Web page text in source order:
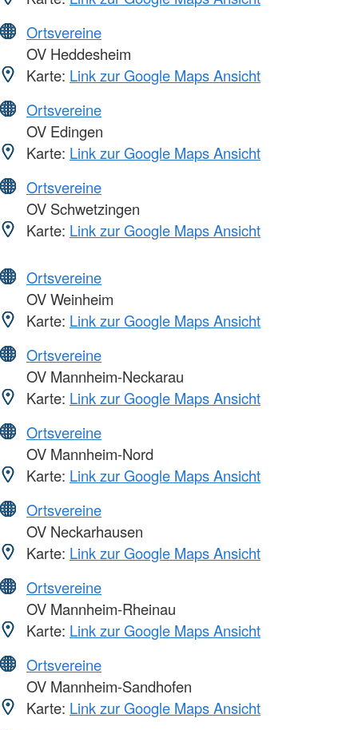
Ortsvereine
OV Heddesheim
Karte: Link zur Google Maps Ansicht
Ortsvereine
OV Edingen
Karte: Link zur Google Maps Ansicht
Ortsvereine
OV Schwetzingen
Karte: Link zur Google Maps Ansicht
Ortsvereine
OV Weinheim
Karte: Link zur Google Maps Ansicht
Ortsvereine
OV Mannheim-Neckarau
Karte: Link zur Google Maps Ansicht
Ortsvereine
OV Mannheim-Nord
Karte: Link zur Google Maps Ansicht
Ortsvereine
OV Neckarhausen
Karte: Link zur Google Maps Ansicht
Ortsvereine
OV Mannheim-Rheinau
Karte: Link zur Google Maps Ansicht
Ortsvereine
OV Mannheim-Sandhofen
Karte: Link zur Google Maps Ansicht